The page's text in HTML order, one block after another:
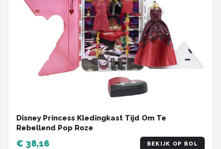
Disney Princess Kledingkast Tijd Om Te
Rebellend Pop Roze
€ 38,16 BEKIJK OP BOL